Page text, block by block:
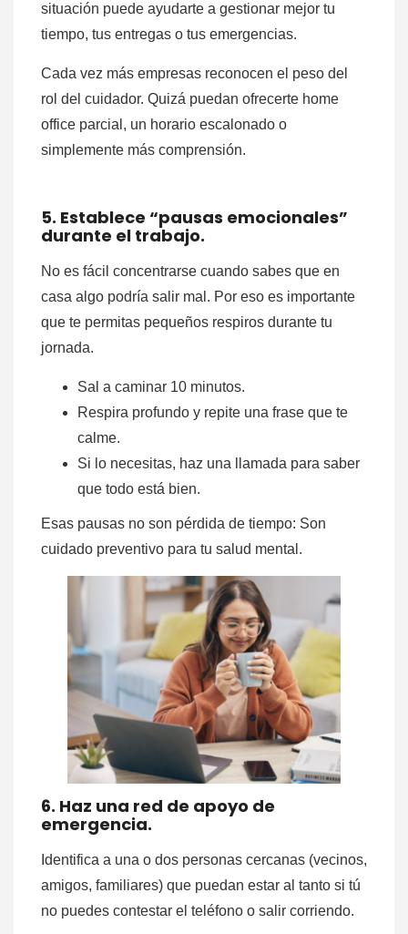
situación puede ayudarte a gestionar mejor tu
tiempo, tus entregas o tus emergencias.
Cada vez más empresas reconocen el peso del
rol del cuidador. Quizá puedan ofrecerte home
office parcial, un horario escalonado o
simplemente más comprensión.
5. Establece “pausas emocionales”
durante el trabajo.
No es fácil concentrarse cuando sabes que en
casa algo podría salir mal. Por eso es importante
que te permitas pequeños respiros durante tu
jornada.
Sal a caminar 10 minutos.
Respira profundo y repite una frase que te
calme.
Si lo necesitas, haz una llamada para saber
que todo está bien.
Esas pausas no son pérdida de tiempo: Son
cuidado preventivo para tu salud mental.
6. Haz una red de apoyo de
emergencia.
Identifica a una o dos personas cercanas (vecinos,
amigos, familiares) que puedan estar al tanto si tú
no puedes contestar el teléfono o salir corriendo.